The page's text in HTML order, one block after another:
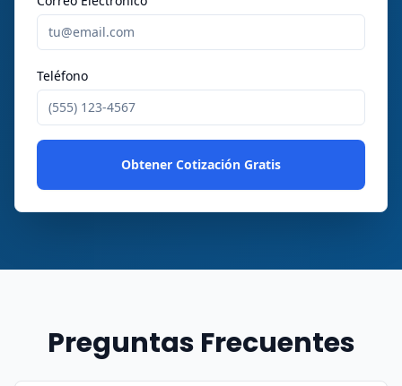
Teléfono
Obtener Cotización Gratis
Preguntas Frecuentes